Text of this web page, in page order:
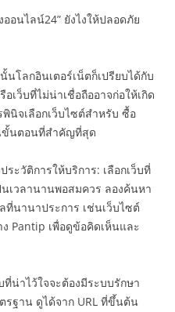
อนไลน์24” ยังไงให้ปลอดภัย
โลกอินเตอร์เน็ตก็เปรียบได้กับ
เว็บที่ไม่น่าเชื่อถืออาจก่อให้เกิด
นิจเลือกเว็บไซต์สำหรับ ซื้อ
ขั้นตอนที่สำคัญที่สุด
ะวัติการให้บริการ: เลือกเว็บที่
เวลานานพอสมควร ลองค้นหา
ที่นานาประการ เช่นเว็บไซต์
Pantip เพื่อดูข้อคิดเห็นและ
ที่น่าไว้ใจจะต้องมีระบบรักษา
ฐาน ดูได้จาก URL ที่ขึ้นต้น